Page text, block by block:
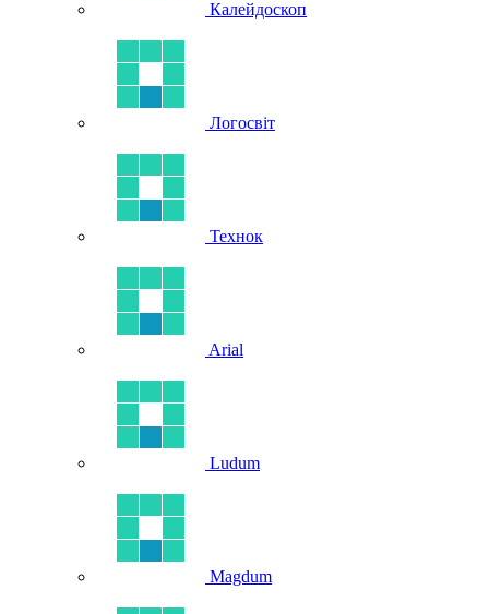
Калейдоскоп
Логосвіт
Технок
Arial
Ludum
Magdum